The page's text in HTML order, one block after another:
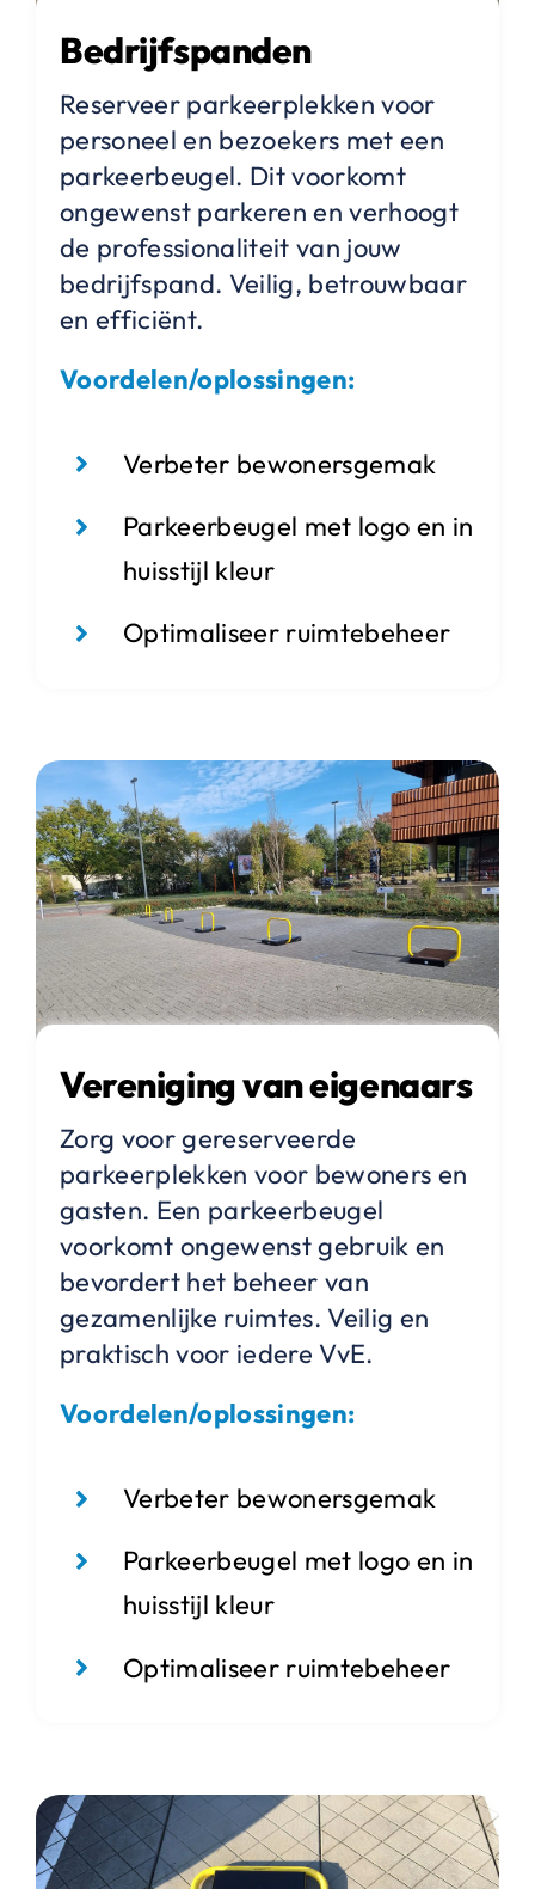
Bedrijfspanden
Reserveer parkeerplekken voor
personeel en bezoekers met een
parkeerbeugel. Dit voorkomt
ongewenst parkeren en verhoogt
de professionaliteit van jouw
bedrijfspand. Veilig, betrouwbaar
en efficiënt.
Voordelen/oplossingen:
Verbeter bewonersgemak
Parkeerbeugel met logo en in
huisstijl kleur
Optimaliseer ruimtebeheer
Vereniging van eigenaars
Zorg voor gereserveerde
parkeerplekken voor bewoners en
gasten. Een parkeerbeugel
voorkomt ongewenst gebruik en
bevordert het beheer van
gezamenlijke ruimtes. Veilig en
praktisch voor iedere VvE.
Voordelen/oplossingen:
Verbeter bewonersgemak
Parkeerbeugel met logo en in
huisstijl kleur
Optimaliseer ruimtebeheer